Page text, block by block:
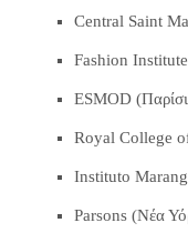
Central Saint
Fashion
ESMOD
Royal College
Instituto
Parsons (Νέα